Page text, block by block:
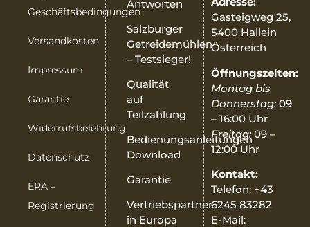
Geschäftsbedingungen
Versandkosten
Impressum
Garantie
Widerrufsbelehrung
Datenschutz
ERA –
Registrierung
Antworten
Salzburger
Getreidemühlen
– Testsieger!
Qualität
auf
Teilzahlung
Bedienungsanleitungen
Download
Garantie
Vertriebspartner
in Europa
Gasteigweg 25,
5400 Hallein
Österreich
Öffnungszeiten:
Montag bis
Donnerstag:09
– 16:00 Uhr
Freitag:09 –
12:00 Uhr
Kontakt:
Telefon: +43
6245 83282
E-Mail: